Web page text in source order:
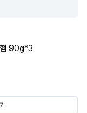
햄 90g*3